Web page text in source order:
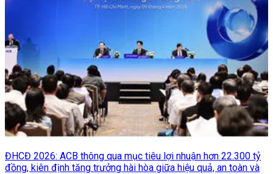
ĐHCĐ 2026: ACB thông qua mục tiêu lợi nhuận hơn 22.300 tỷ
đồng, kiên định tăng trưởng hài hòa giữa hiệu quả, an toàn và